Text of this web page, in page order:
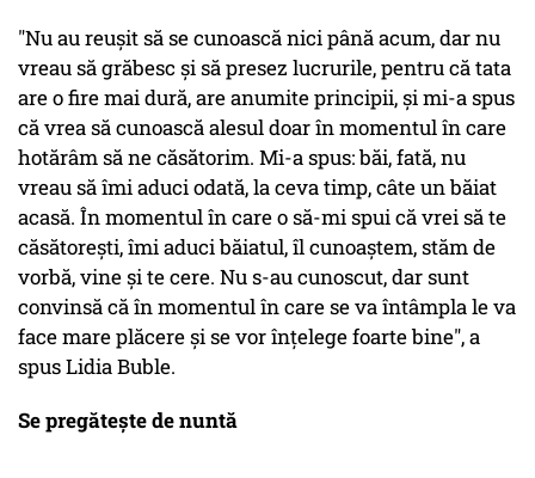
"Nu au reuşit să se cunoască nici până acum, dar nu
vreau să grăbesc şi să presez lucrurile, pentru că tata
are o fire mai dură, are anumite principii, şi mi-a spus
că vrea să cunoască alesul doar în momentul în care
hotărâm să ne căsătorim. Mi-a spus: băi, fată, nu
vreau să îmi aduci odată, la ceva timp, câte un băiat
acasă. În momentul în care o să-mi spui că vrei să te
căsătoreşti, îmi aduci băiatul, îl cunoaştem, stăm de
vorbă, vine şi te cere. Nu s-au cunoscut, dar sunt
convinsă că în momentul în care se va întâmpla le va
face mare plăcere şi se vor înţelege foarte bine", a
spus Lidia Buble.
Se pregătește de nuntă